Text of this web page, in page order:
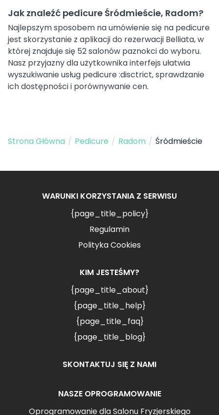
Jak znaleźć pedicure Śródmieście, Radom?
Najlepszym sposobem na umówienie się na pedicure
jest skorzystanie z aplikacji do rezerwacji Belliata, w
której znajduje się 52 salonów paznokci do wyboru.
Nasz przyjazny dla użytkownika interfejs ułatwia
wyszukiwanie usług pedicure :disctrict, sprawdzanie
ich dostępności i porównywanie cen.
Strona Główna / Pedicure / Radom / Śródmieście
WARUNKI KORZYSTANIA Z SERWISU
{page_title_policy}
Regulamin
Polityka Cookies
KIM JESTEŚMY?
{page_title_about}
{page_title_help}
{page_title_faq}
{page_title_blog}
SKONTAKTUJ SIĘ Z NAMI
NASZE OPROGRAMOWANIE
Oprogramowanie dla Salonu Fryzjerskiego